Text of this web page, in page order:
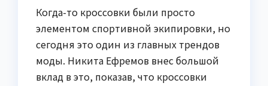
Когда-то кроссовки были просто
элементом спортивной экипировки, но
сегодня это один из главных трендов
моды. Никита Ефремов внес большой
вклад в это, показав, что кроссовки